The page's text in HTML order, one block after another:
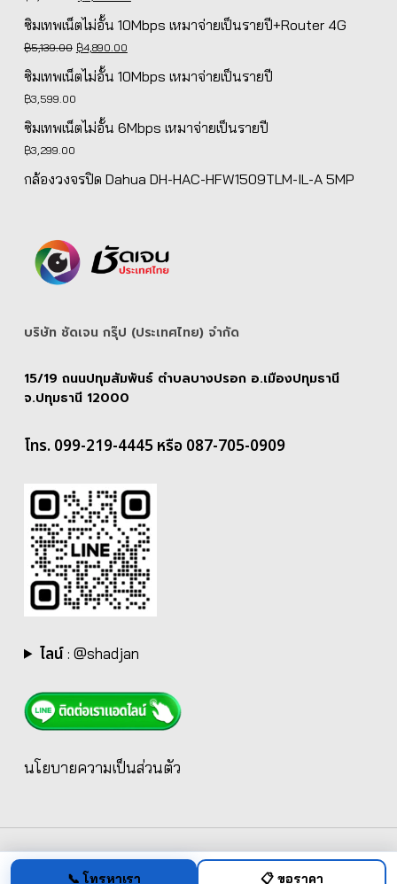
price
฿4,839.00.
ซิมเทพเน็ตไม่อั้น 10Mbps เหมาจ่ายเป็นรายปี+Router 4G
฿5,139.00 Original
price
฿4,890.00Current
ซิมเทพเน็ตไม่อั้น 10Mbps เหมาจ่ายเป็นรายปี
฿3,599.00
ซิมเทพเน็ตไม่อั้น 6Mbps เหมาจ่ายเป็นรายปี
฿3,299.00
กล้องวงจรปิด Dahua DH-HAC-HFW1509TLM-IL-A 5MP
บริษัท ชัดเจน กรุ๊ป (ประเทศไทย) จํากัด
15/19 ถนนปทุมสัมพันธ์ ตำบลบางปรอก อ.เมืองปทุมธานี
จ.ปทุมธานี 12000
โทร. 099-219-4445 หรือ 087-705-0909
ไลน์: @shadjan
นโยบายความเป็นส่วนตัว
📞 โทรหาเรา 📋 ขอราคา
© 2026 Shadjan | รับติดตั้งกล้องวงจรปิด CCTV สำหรับบ้าน